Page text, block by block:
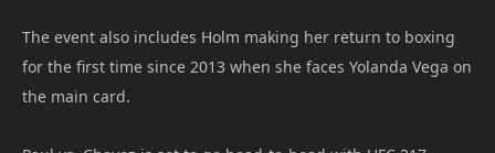
The event also includes Holm making her return to boxing
for the first time since 2013 when she faces Yolanda Vega on
the main card.